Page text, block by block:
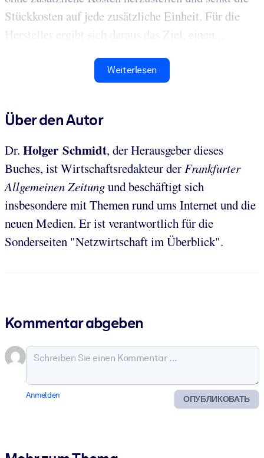
Stückkosten auf jede zusätzliche Einheit. Für die
Hersteller ergibt sich daraus das Ziel, einen...
Weiterlesen
Über den Autor
Dr. Holger Schmidt, der Herausgeber dieses
Buches, ist Wirtschaftsredakteur derFrankfurter
Allgemeinen Zeitungund beschäftigt sich
insbesondere mit Themen rund ums Internet und die
neuen Medien. Er ist verantwortlich für die
Sonderseiten "Netzwirtschaft im Überblick".
Kommentar abgeben
ОПУБЛИКОВАТЬ
Anmelden